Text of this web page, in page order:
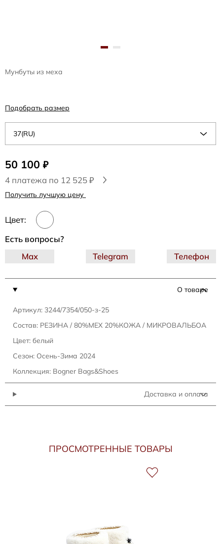
Мунбуты из меха
50 100 ₽
4 платежа по 12 525 ₽
Получить лучшую цену
Цвет:
37(RU)
Подобрать размер
О товаре
Артикул: 3244/7354/050-з-25
Состав: РЕЗИНА / 80%МЕХ 20%КОЖА / МИКРОВАЛЬБОА
Цвет: белый
Сезон: Осень-Зима 2024
Коллекция: Bogner Bags&Shoes
Доставка и оплата
Есть вопросы?
Telegram
Max Телефон
ПРОСМОТРЕННЫЕ ТОВАРЫ